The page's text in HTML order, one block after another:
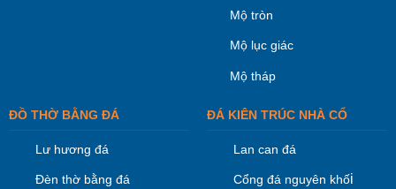
Mộ tròn
Mộ lục giác
Mộ tháp
ĐỒ THỜ BẰNG ĐÁ
Lư hương đá
Đèn thờ bằng đá
ĐÁ KIÊN TRÚC NHÀ CỔ
Lan can đá
Cổng đá nguyên khối